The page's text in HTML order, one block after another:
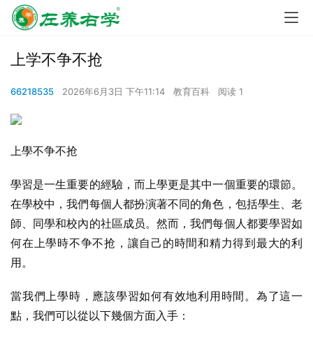
上学不争不抢
66218535 2026年6月3日 下午11:14 教育百科 阅读 1
上學不争不抢
學習是一生重要的經驗，而上學更是其中一個重要的環節。
在學校中，我們每個人都扮演著不同的角色，包括學生、老
師、同學和校內的社區成员。然而，我們每個人都要學習如
何在上學時不争不抢，讓自己的時間和精力得到最大的利
用。
當我們上學時，應該學習如何有效地利用時間。為了這一
點，我們可以從以下幾個方面入手：